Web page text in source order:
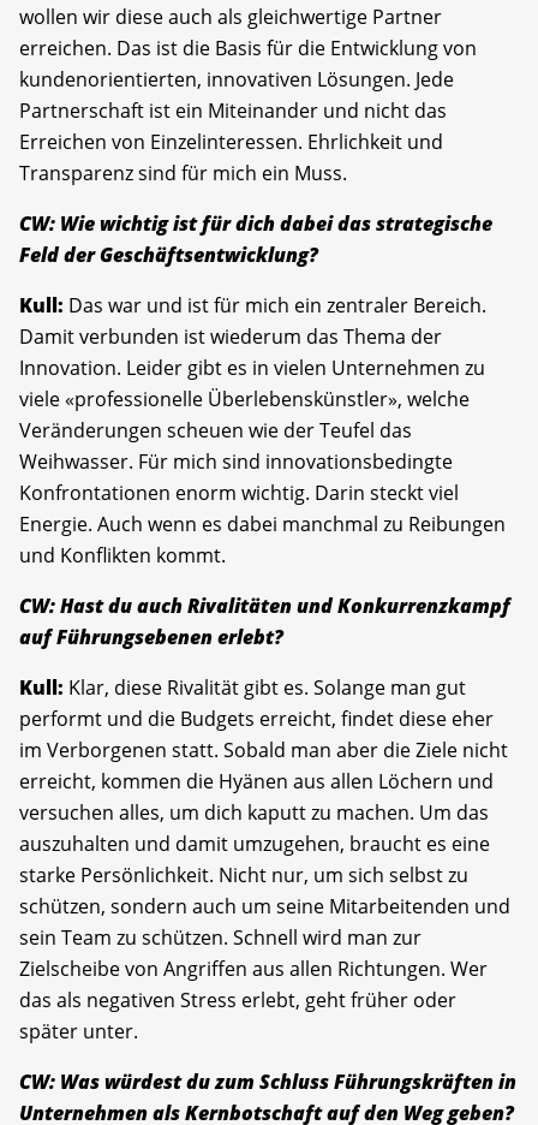
wollen wir diese auch als gleichwertige Partner
erreichen. Das ist die Basis für die Entwicklung von
kundenorientierten, innovativen Lösungen. Jede
Partnerschaft ist ein Miteinander und nicht das
Erreichen von Einzelinteressen. Ehrlichkeit und
Transparenz sind für mich ein Muss.
CW: Wie wichtig ist für dich dabei das strategische
Feld der Geschäftsentwicklung?
Kull: Das war und ist für mich ein zentraler Bereich.
Damit verbunden ist wiederum das Thema der
Innovation. Leider gibt es in vielen Unternehmen zu
viele «professionelle Überlebenskünstler», welche
Veränderungen scheuen wie der Teufel das
Weihwasser. Für mich sind innovationsbedingte
Konfrontationen enorm wichtig. Darin steckt viel
Energie. Auch wenn es dabei manchmal zu Reibungen
und Konflikten kommt.
CW: Hast du auch Rivalitäten und Konkurrenzkampf
auf Führungsebenen erlebt?
Kull: Klar, diese Rivalität gibt es. Solange man gut
performt und die Budgets erreicht, findet diese eher
im Verborgenen statt. Sobald man aber die Ziele nicht
erreicht, kommen die Hyänen aus allen Löchern und
versuchen alles, um dich kaputt zu machen. Um das
auszuhalten und damit umzugehen, braucht es eine
starke Persönlichkeit. Nicht nur, um sich selbst zu
schützen, sondern auch um seine Mitarbeitenden und
sein Team zu schützen. Schnell wird man zur
Zielscheibe von Angriffen aus allen Richtungen. Wer
das als negativen Stress erlebt, geht früher oder
später unter.
CW: Was würdest du zum Schluss Führungskräften in
Unternehmen als Kernbotschaft auf den Weg geben?